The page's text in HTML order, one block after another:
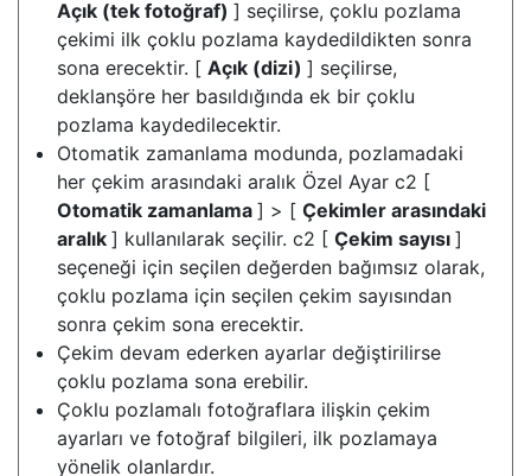
Açık (tek fotoğraf) ] seçilirse, çoklu pozlama
çekimi ilk çoklu pozlama kaydedildikten sonra
sona erecektir. [ Açık (dizi) ] seçilirse,
deklanşöre her basıldığında ek bir çoklu
pozlama kaydedilecektir.
Otomatik zamanlama modunda, pozlamadaki
her çekim arasındaki aralık Özel Ayar c2 [
Otomatik zamanlama ] > [ Çekimler arasındaki
aralık ] kullanılarak seçilir. c2 [ Çekim sayısı ]
seçeneği için seçilen değerden bağımsız olarak,
çoklu pozlama için seçilen çekim sayısından
sonra çekim sona erecektir.
Çekim devam ederken ayarlar değiştirilirse
çoklu pozlama sona erebilir.
Çoklu pozlamalı fotoğraflara ilişkin çekim
ayarları ve fotoğraf bilgileri, ilk pozlamaya
yönelik olanlardır.